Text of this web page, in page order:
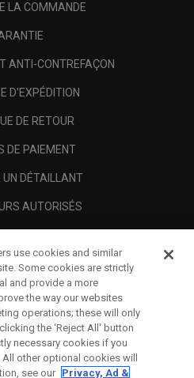
LA COMMANDE
ANTI-CONTREFAÇON
D'EXPÉDITION
DE RETOUR
DE PAIEMENT
UN DÉTAILLANT
AUTORISÉS
LÉGALES
use cookies and similar
Some cookies are strictly
and provide a more
the way our websites
operations; these will only
the ‘Reject All' button
necessary cookies if you
other optional cookies will
see our Privacy, Ad &